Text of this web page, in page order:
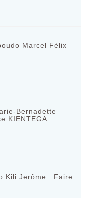
Marcel Félix
Bernadette
KIENTEGA
Kili Jerôme : Faire